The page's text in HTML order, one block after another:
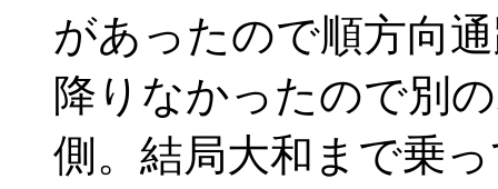
があったので順方向
降りなかったので別
側。結局大和まで乗